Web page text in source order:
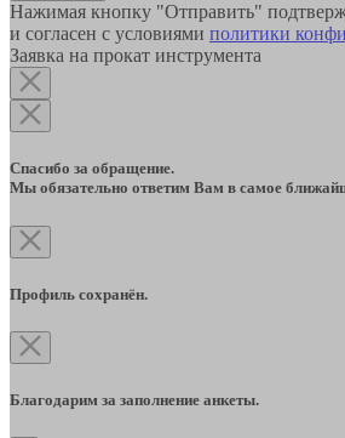
Нажимая кнопку "Отправить"
и согласен с условиями политики
Заявка на прокат инструмента
Спасибо за обращение.
Мы обязательно ответим Вам в самое
Профиль сохранён.
Благодарим за заполнение анкеты.